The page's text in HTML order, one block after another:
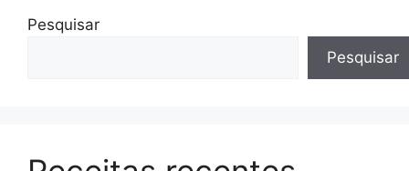
Pesquisar
Pesquisar